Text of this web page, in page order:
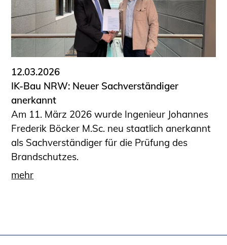
12.03.2026
IK-Bau NRW: Neuer Sachverständiger
anerkannt
Am 11. März 2026 wurde Ingenieur Johannes
Frederik Böcker M.Sc. neu staatlich anerkannt
als Sachverständiger für die Prüfung des
Brandschutzes.
mehr